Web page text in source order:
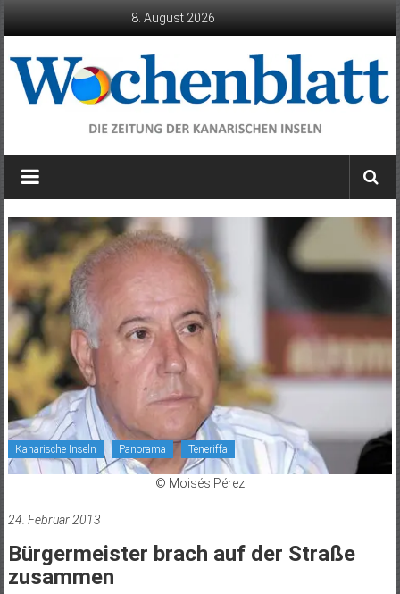
8. August 2026
Wochenblatt
die
der
Kanarischen
Inseln
Kanarische Inseln Panorama Teneriffa
© Moisés Pérez
24. Februar 2013
Bürgermeister brach auf der Straße
zusammen